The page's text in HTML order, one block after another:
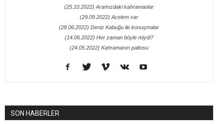
(25.10.2022) Aramızdaki kahramanlar
(29.09.2022) Acelem var
(28.06.2022) Deniz Kabuğu ile konuşmalar
(14.06.2022) Her zaman böyle miydi?
(24.05.2022) Kahramanın paltosu
SON HABERLER